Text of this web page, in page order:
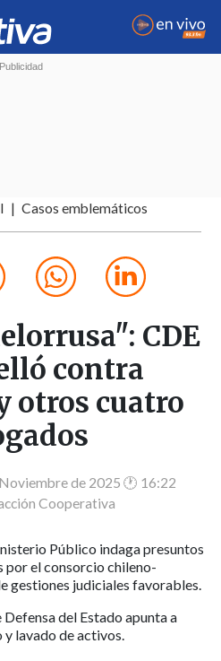
Casos emblemáticos
CDE
contra
otros cuatro
de 2025 🕐 16:22
Cooperativa
Público indaga presuntos
por el consorcio chileno-
gestiones judiciales favorables.
del Estado apunta a
lavado de activos.